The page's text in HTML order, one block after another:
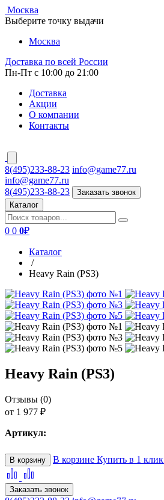
Москва
Выберите точку выдачи
Москва
Доставка по всей России
Пн-Пт с 10:00 до 21:00
Доставка
Акции
О компании
Контакты
8(495)233-88-23 info@game77.ru
info@game77.ru
8(495)233-88-23
Заказать звонок
Каталог
0 0 0₽
Каталог
/
Heavy Rain (PS3)
Heavy Rain (PS3)
Отзывы (0)
от 1 977 ₽
Артикул:
В корзину В корзине Купить в 1 клик
Заказать звонок